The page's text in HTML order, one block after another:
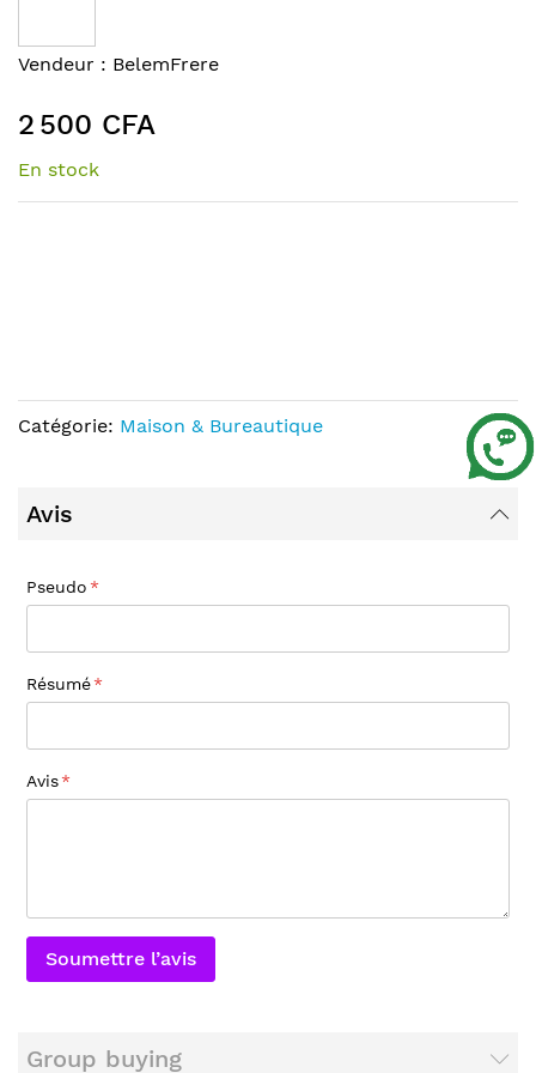
of
the
gallery
Skip
the
beginning
of
Vendeur : BelemFrere
2 500 CFA
En stock
Catégorie: Maison & Bureautique
Avis
Pseudo
Résumé
Avis
Soumettre l’avis
Group buying